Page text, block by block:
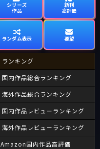
シリーズ
作品
新刊
高評価
ランダム表示 要望
ランキング
国内作品総合ランキング
海外作品総合ランキング
国内作品レビューランキング
海外作品レビューランキング
Amazon国内作品高評価